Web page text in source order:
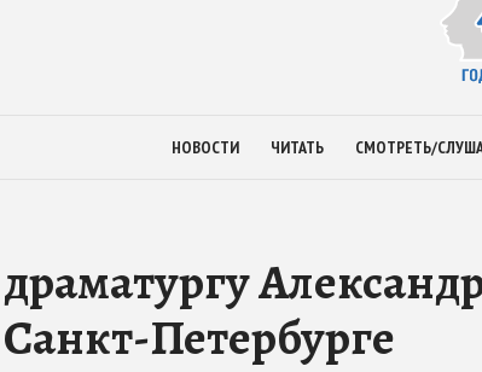
НОВОСТИ ЧИТАТЬ СМОТРЕТЬ/
Петербурге